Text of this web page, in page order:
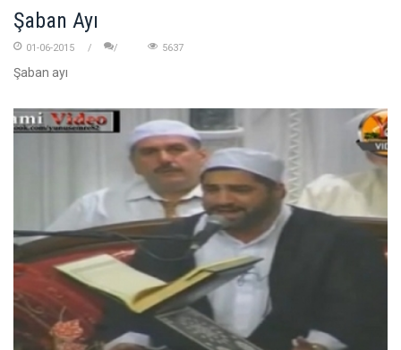
Şaban Ayı
01-06-2015 5637
Şaban ayı